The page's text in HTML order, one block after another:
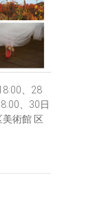
、28
、30日
術館 区